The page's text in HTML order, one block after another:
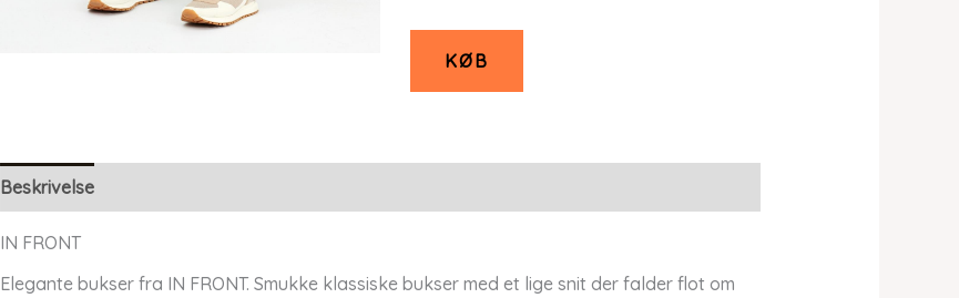
KØB
Beskrivelse
IN FRONT
Elegante bukser fra IN FRONT. Smukke klassiske bukser med et lige snit der falder flot om